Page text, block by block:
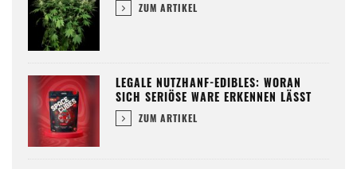
ZUM ARTIKEL
LEGALE NUTZHANF-EDIBLES: WORAN
SICH SERIÖSE WARE ERKENNEN LÄSST
ZUM ARTIKEL